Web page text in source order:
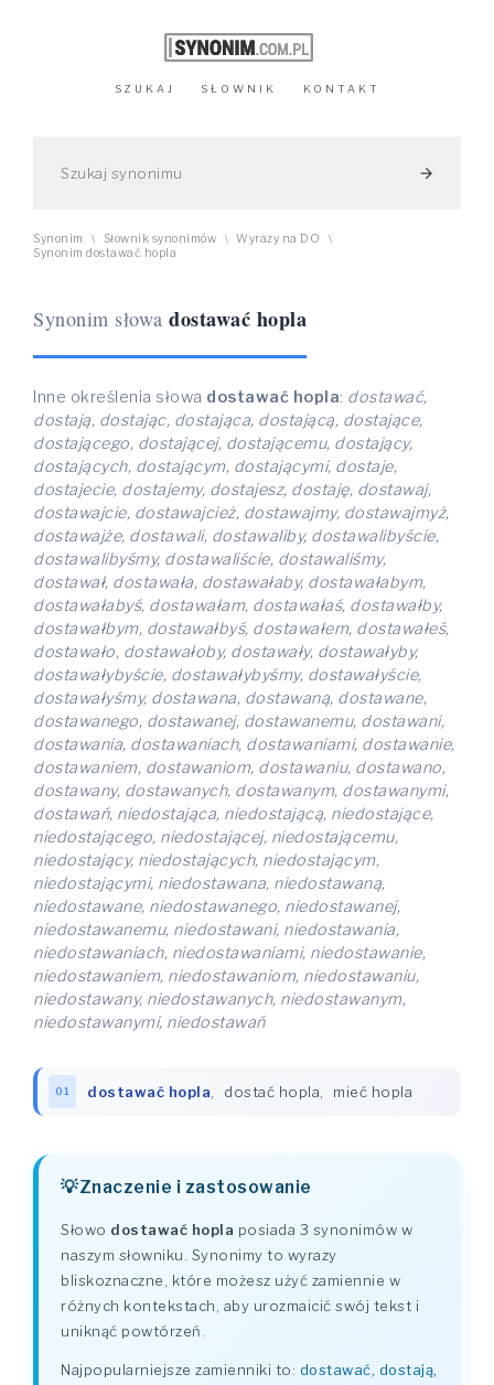
SZUKAJ SŁOWNIK KONTAKT
arrow_forward
Synonim \ Słownik synonimów \ Wyrazy na DO \
Synonim dostawać hopla
Synonim słowa dostawać hopla
Inne określenia słowa dostawać hopla: dostawać,
dostają, dostając, dostająca, dostającą, dostające,
dostającego, dostającej, dostającemu, dostający,
dostających, dostającym, dostającymi, dostaje,
dostajecie, dostajemy, dostajesz, dostaję, dostawaj,
dostawajcie, dostawajcież, dostawajmy, dostawajmyż,
dostawajże, dostawali, dostawaliby, dostawalibyście,
dostawalibyśmy, dostawaliście, dostawaliśmy,
dostawał, dostawała, dostawałaby, dostawałabym,
dostawałabyś, dostawałam, dostawałaś, dostawałby,
dostawałbym, dostawałbyś, dostawałem, dostawałeś,
dostawało, dostawałoby, dostawały, dostawałyby,
dostawałybyście, dostawałybyśmy, dostawałyście,
dostawałyśmy, dostawana, dostawaną, dostawane,
dostawanego, dostawanej, dostawanemu, dostawani,
dostawania, dostawaniach, dostawaniami, dostawanie,
dostawaniem, dostawaniom, dostawaniu, dostawano,
dostawany, dostawanych, dostawanym, dostawanymi,
dostawań, niedostająca, niedostającą, niedostające,
niedostającego, niedostającej, niedostającemu,
niedostający, niedostających, niedostającym,
niedostającymi, niedostawana, niedostawaną,
niedostawane, niedostawanego, niedostawanej,
niedostawanemu, niedostawani, niedostawania,
niedostawaniach, niedostawaniami, niedostawanie,
niedostawaniem, niedostawaniom, niedostawaniu,
niedostawany, niedostawanych, niedostawanym,
niedostawanymi, niedostawań
01 dostawać hopla dostać hopla mieć hopla
Znaczenie i zastosowanie
Słowo dostawać hopla posiada 3 synonimów w
naszym słowniku. Synonimy to wyrazy
bliskoznaczne, które możesz użyć zamiennie w
różnych kontekstach, aby urozmaicić swój tekst i
uniknąć powtórzeń.
Najpopularniejsze zamienniki to: dostawać, dostają,